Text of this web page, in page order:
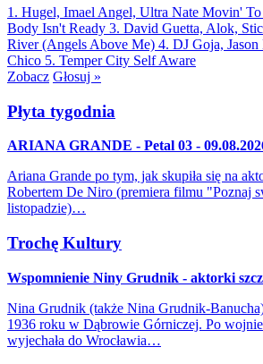
1. Hugel, Imael Angel, Ultra Nate Movin' To
Body Isn't Ready 3. David Guetta, Alok,
River (Angels Above Me) 4. DJ Goja,
Chico 5. Temper City Self Aware
Zobacz Głosuj »
Płyta tygodnia
ARIANA GRANDE - Petal 03 -
Ariana Grande po tym, jak skupiła się na
Robertem De Niro (premiera filmu "Poznaj
listopadzie)…
Trochę Kultury
Wspomnienie Niny Grudnik - aktorki
Nina Grudnik (także Nina Grudnik-
1936 roku w Dąbrowie Górniczej. Po
wyjechała do Wrocławia…